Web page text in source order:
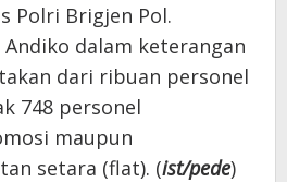
Polri Brigjen Pol.
dalam keterangan
dari ribuan personel
748 personel
maupun
setara (flat). (ist/pede)